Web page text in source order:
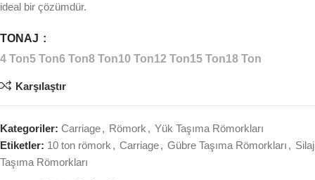
ideal bir çözümdür.
TONAJ
4 Ton5 Ton6 Ton8 Ton10 Ton12 Ton15 Ton18 Ton
Karşılaştır
Kategoriler: Carriage, Römork, Yük Taşıma Römorkları
Etiketler: 10 ton römork, Carriage, Gübre Taşıma Römorkları , Silaj
Taşıma Römorkları